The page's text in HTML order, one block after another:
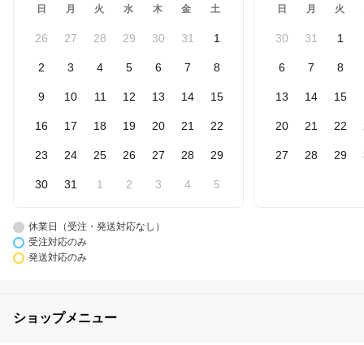
日 月 火 水 木 金 土
26 27 28 29 30 31 1
2 3 4 5 6 7 8
9 10 11 12 13 14 15
16 17 18 19 20 21 22
23 24 25 26 27 28 29
30 31 1 2 3 4 5
日 月 火
30 31 1
6 7 8
13 14 15
20 21 22
27 28 29
休業日（受注・発送対応なし）
受注対応のみ
発送対応のみ
ショップメニュー